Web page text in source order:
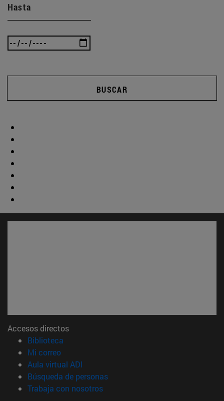
Hasta
BUSCAR
Accesos directos
Biblioteca
Mi correo(abre en nueva ventana)
Aula virtual ADI
Búsqueda de personas(abre en nueva ventana)
Trabaja con nosotros(abre en nueva ventana)